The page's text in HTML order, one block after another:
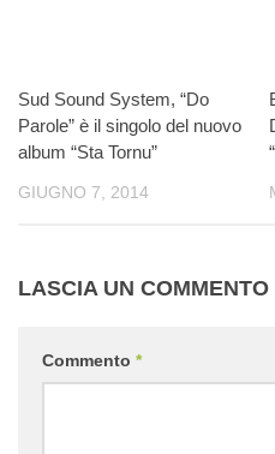
Sud Sound System, “Do
Parole” è il singolo del nuovo
album “Sta Tornu”
GIUGNO 7, 2014
LASCIA UN COMMENTO
Commento *